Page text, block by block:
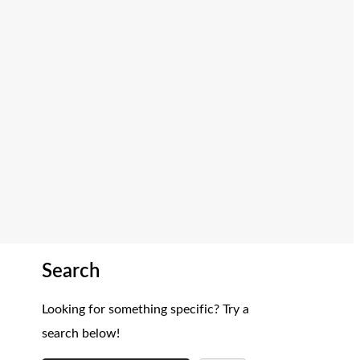
Search
Looking for something specific? Try a
search below!